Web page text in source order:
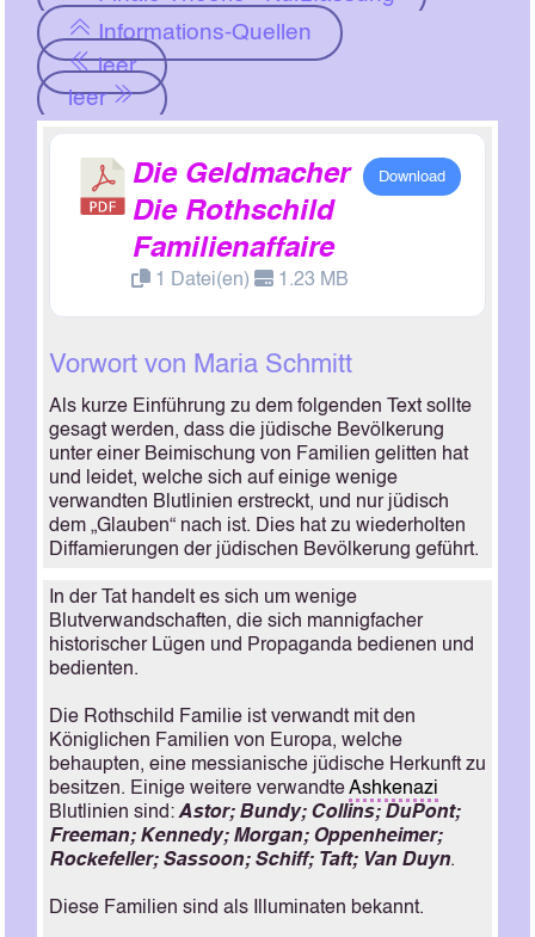
Informations-Quellen
leer
leer
Die Geldmacher
Die Rothschild
Familienaffaire
1 Datei(en) 1.23 MB
Download
Vorwort von Maria Schmitt
Als kurze Einführung zu dem folgenden Text sollte
gesagt werden, dass die jüdische Bevölkerung
unter einer Beimischung von Familien gelitten hat
und leidet, welche sich auf einige wenige
verwandten Blutlinien erstreckt, und nur jüdisch
dem „Glauben“ nach ist. Dies hat zu wiederholten
Diffamierungen der jüdischen Bevölkerung geführt.
In der Tat handelt es sich um wenige
Blutverwandschaften, die sich mannigfacher
historischer Lügen und Propaganda bedienen und
bedienten.
Die Rothschild Familie ist verwandt mit den
Königlichen Familien von Europa, welche
behaupten, eine messianische jüdische Herkunft zu
besitzen. Einige weitere verwandteAshkenazi
Blutlinien sind:Astor; Bundy; Collins; DuPont;
Freeman; Kennedy; Morgan; Oppenheimer;
Rockefeller; Sassoon; Schiff; Taft; Van Duyn.
Diese Familien sind als Illuminaten bekannt.